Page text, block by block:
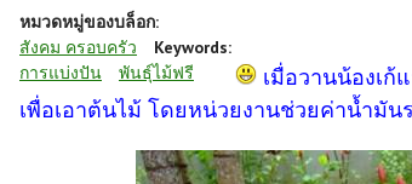
หมวดหมู่ของบล็อก:
สังคม ครอบครัว
Keywords:
การแบ่งปัน
พันธุ์ไม้ฟรี
เมื่อวานน้องเก้
เพื่อเอาต้นไม้ โดยหน่วยงานช่วยค่าน้ำมั